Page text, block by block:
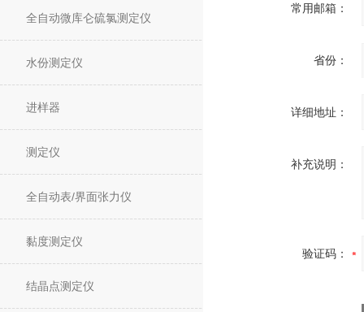
全自动微库仑硫氯测定仪
水份测定仪
进样器
测定仪
全自动表/界面张力仪
黏度测定仪
结晶点测定仪
常用邮箱：
省份：
详细地址：
补充说明：
验证码：